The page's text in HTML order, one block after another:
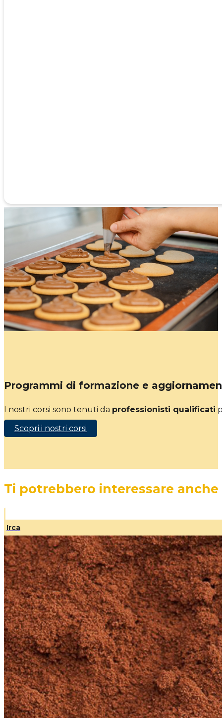
Programmi di formazione e
I nostri corsi sono tenuti da professionisti qualificati
Scopri i nostri corsi
Ti potrebbero interessare anche
Irca